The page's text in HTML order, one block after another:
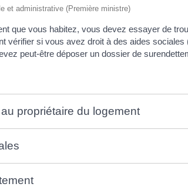
et administrative (Première ministre)
que vous habitez, vous devez essayer de
vérifier si vous avez droit à des aides
peut-être déposer un dossier de
propriétaire du logement